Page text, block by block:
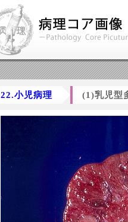
22.小児病理 (1)乳児型